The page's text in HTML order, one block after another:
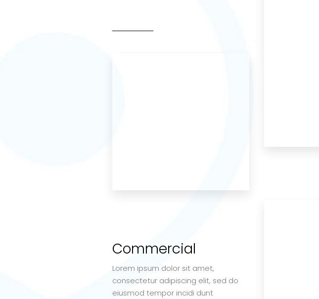
Commercial
Lorem ipsum dolor sit amet,
consectetur adipiscing elit, sed do
eiusmod tempor incidi dunt